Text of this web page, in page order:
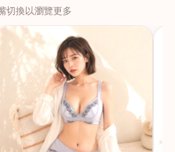
切換以瀏覽更多